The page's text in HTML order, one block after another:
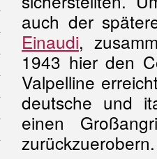
auch der
Einaudi,
1943 hier den
Valpelline
deutsche und
einen
zurückzuerobern.